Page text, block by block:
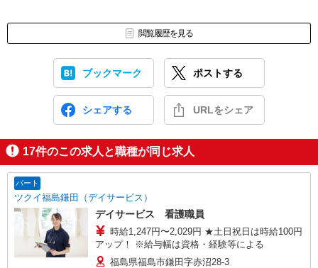
閲覧履歴を見る
ブックマーク ポストする
シェアする URLをシェア
17件のこの求人と職種が同じ求人
パート
ツクイ福島鎌田（デイサービス）
デイサービス 看護職員
時給1,247円〜2,029円 ★土日祝日は時給100円
アップ！ ※給与幅は資格・経験等による
福島県福島市鎌田字赤沼28-3